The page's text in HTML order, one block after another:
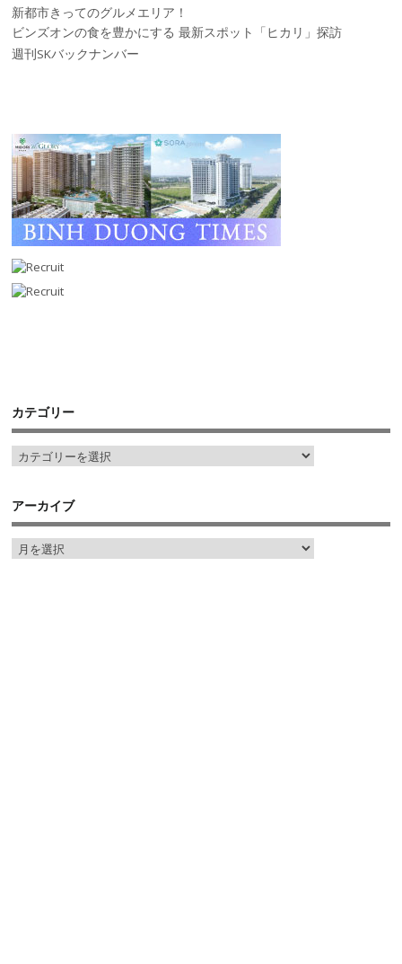
新都市きってのグルメエリア！
ビンズオンの食を豊かにする 最新スポット「ヒカリ」探訪
週刊SKバックナンバー
カテゴリー
アーカイブ